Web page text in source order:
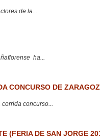
de la...
ha...
CONCURSO DE
concurso...
(FERIA DE SAN JORGE